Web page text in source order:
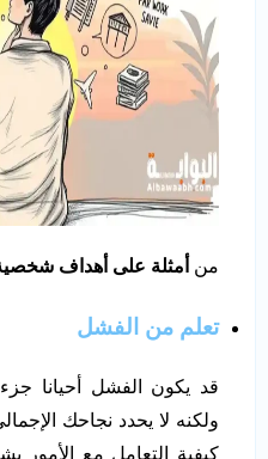
من أمثلة على أهداف
تعلم من الفشل
قد يكون الفشل أحيانا
ولكنه لا يحدد نجاحك
كيفية التعامل مع الأمور